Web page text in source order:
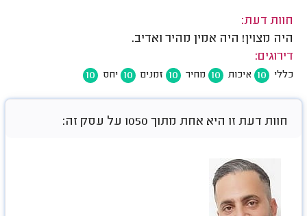
חוות דעת:
היה מצוין! היה אמין מהיר ואדיב.
דירוגים:
כללי 10 איכות 10 מחיר 10 זמנים 10 יחס 10
חוות דעת זו היא אחת מתוך 1050 על עסק זה: